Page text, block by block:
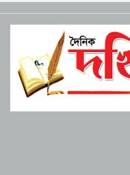
বরিশাল
জোর
বরিশাল
বরিশালে
উত্তর